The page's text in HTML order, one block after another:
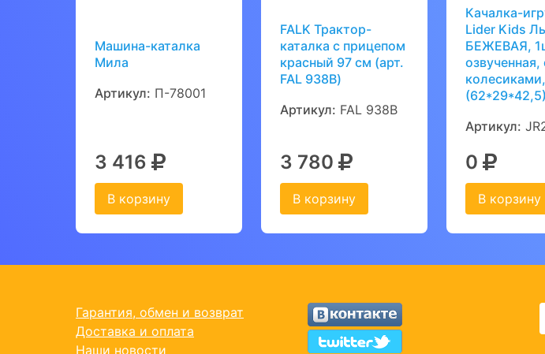
Машина-каталка
Мила
Артикул: П-78001
3 416
В корзину
FALK Трактор-
каталка с прицепом
красный 97 см (арт.
FAL 938B)
Артикул: FAL 938B
3 780
В корзину
Качалка-
Lider Kids
БЕЖЕВАЯ,
озвученная,
колесиками,
Артикул:
0
В корзину
Гарантия, обмен и возврат
Доставка и оплата
Наши новости